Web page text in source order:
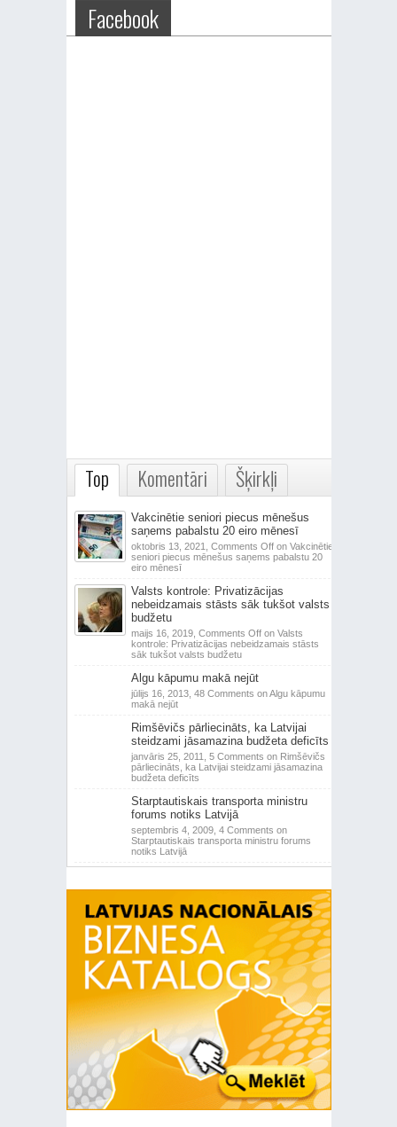
Facebook
Top Komentāri Šķirkļi
Vakcinētie seniori piecus mēnešus
saņems pabalstu 20 eiro mēnesī
oktobris 13, 2021, Comments Offon Vakcinētie
seniori piecus mēnešus saņems pabalstu 20
eiro mēnesī
Valsts kontrole: Privatizācijas
nebeidzamais stāsts sāk tukšot valsts
budžetu
maijs 16, 2019, Comments Offon Valsts
kontrole: Privatizācijas nebeidzamais stāsts
sāk tukšot valsts budžetu
Algu kāpumu makā nejūt
jūlijs 16, 2013, 48 Comments on Algu kāpumu
makā nejūt
Rimšēvičs pārliecināts, ka Latvijai
steidzami jāsamazina budžeta deficīts
janvāris 25, 2011, 5 Comments on Rimšēvičs
pārliecināts, ka Latvijai steidzami jāsamazina
budžeta deficīts
Starptautiskais transporta ministru
forums notiks Latvijā
septembris 4, 2009, 4 Comments on
Starptautiskais transporta ministru forums
notiks Latvijā